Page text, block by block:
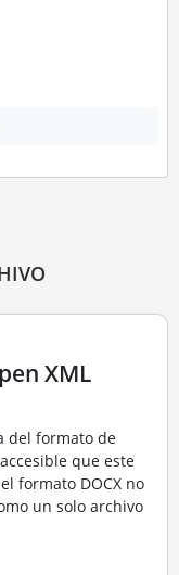
XML
del formato de
que este
formato DOCX no
un solo archivo